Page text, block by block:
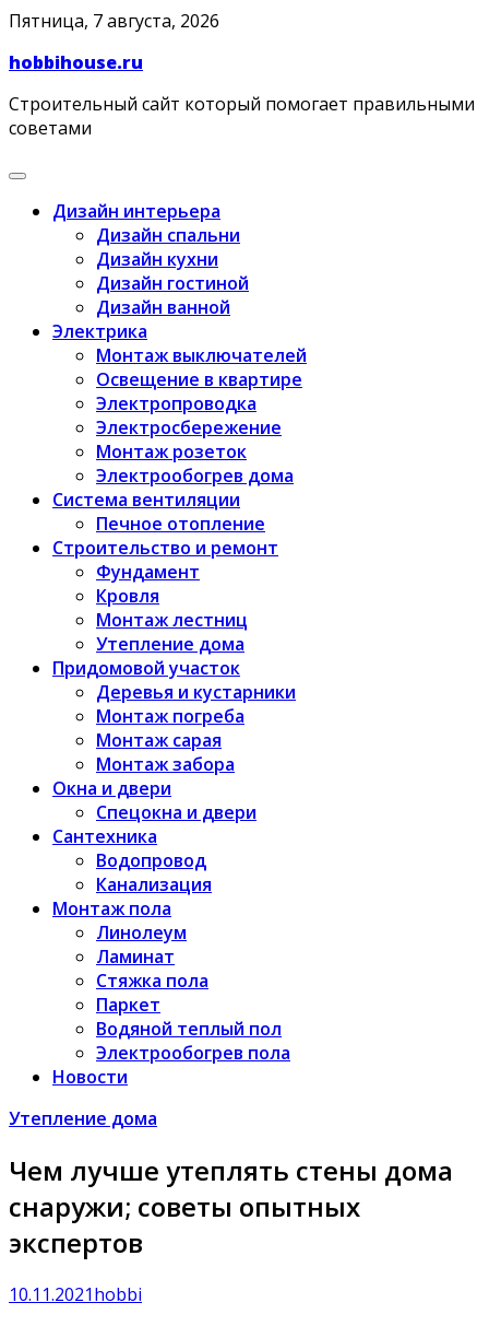
Skip
content
Пятница, 7 августа, 2026
hobbihouse.ru
Строительный сайт который помогает правильными
советами
Дизайн интерьера
Дизайн спальни
Дизайн кухни
Дизайн гостиной
Дизайн ванной
Электрика
Монтаж выключателей
Освещение в квартире
Электропроводка
Электросбережение
Монтаж розеток
Электрообогрев дома
Система вентиляции
Печное отопление
Строительство и ремонт
Фундамент
Кровля
Монтаж лестниц
Утепление дома
Придомовой участок
Деревья и кустарники
Монтаж погреба
Монтаж сарая
Монтаж забора
Окна и двери
Спецокна и двери
Сантехника
Водопровод
Канализация
Монтаж пола
Линолеум
Ламинат
Стяжка пола
Паркет
Водяной теплый пол
Электрообогрев пола
Новости
Утепление дома
Чем лучше утеплять стены дома
снаружи; советы опытных
экспертов
10.11.2021hobbi